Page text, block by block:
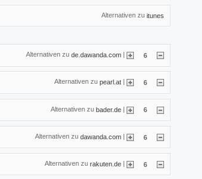
Alternativen zu itunes
Alternativen zu de.dawanda.com | 6
Alternativen zu pearl.at 6
Alternativen zu bader.de | 6
Alternativen zu dawanda.com | 6
Alternativen zu rakuten.de | 6